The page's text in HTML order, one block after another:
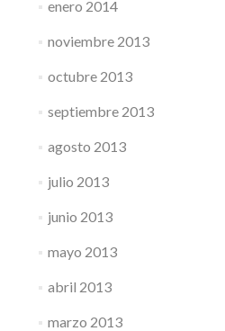
enero 2014
noviembre 2013
octubre 2013
septiembre 2013
agosto 2013
julio 2013
junio 2013
mayo 2013
abril 2013
marzo 2013